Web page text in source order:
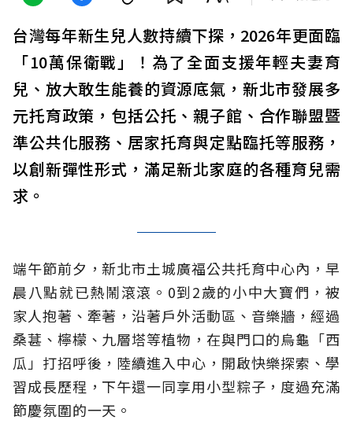
台灣每年新生兒人數持續下探，2026年更面臨
「10萬保衛戰」！為了全面支援年輕夫妻育
兒、放大敢生能養的資源底氣，新北市發展多
元托育政策，包括公托、親子館、合作聯盟暨
準公共化服務、居家托育與定點臨托等服務，
以創新彈性形式，滿足新北家庭的各種育兒需
求。
端午節前夕，新北市土城廣福公共托育中心內，早
晨八點就已熱鬧滾滾。0到2歲的小中大寶們，被
家人抱著、牽著，沿著戶外活動區、音樂牆，經過
桑葚、檸檬、九層塔等植物，在與門口的烏龜「西
瓜」打招呼後，陸續進入中心，開啟快樂探索、學
習成長歷程，下午還一同享用小型粽子，度過充滿
節慶氛圍的一天。